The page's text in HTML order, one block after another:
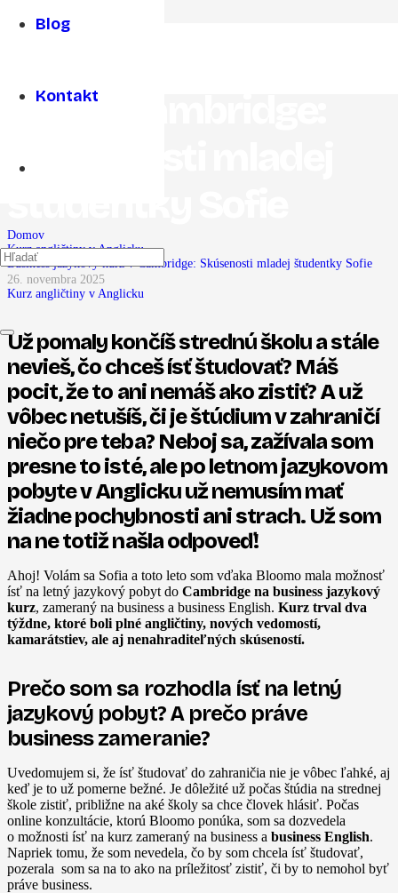
Blog
Kontakt
kurz v Cambridge:
Skúsenosti mladej
Domov
Kurz angličtiny v Anglicku
Business jazykový kurz v Cambridge: Skúsenosti mladej študentky Sofie
26. novembra 2025
Kurz angličtiny v Anglicku
Už pomaly končíš strednú školu a stále
nevieš, čo chceš ísť študovať? Máš
pocit, že to ani nemáš ako zistiť? A už
vôbec netušíš, či je štúdium v zahraničí
niečo pre teba? Neboj sa, zažívala som
presne to isté, ale po letnom jazykovom
pobyte v Anglicku už nemusím mať
žiadne pochybnosti ani strach. Už som
na ne totiž našla odpoveď!
Ahoj! Volám sa Sofia a toto leto som vďaka Bloomo mala možnosť
ísť na letný jazykový pobyt do Cambridge na business jazykový
kurz, zameraný na business a business English. Kurz trval dva
týždne, ktoré boli plné angličtiny, nových vedomostí,
kamarátstiev, ale aj nenahraditeľných skúseností.
Prečo som sa rozhodla ísť na letný
jazykový pobyt? A prečo práve
business zameranie?
Uvedomujem si, že ísť študovať do zahraničia nie je vôbec ľahké, aj
keď je to už pomerne bežné. Je dôležité už počas štúdia na strednej
škole zistiť, približne na aké školy sa chce človek hlásiť. Počas
online konzultácie, ktorú Bloomo ponúka, som sa dozvedela
o možnosti ísť na kurz zameraný na business a business English.
Napriek tomu, že som nevedela, čo by som chcela ísť študovať,
pozerala som sa na to ako na príležitosť zistiť, či by to nemohol byť
práve business.